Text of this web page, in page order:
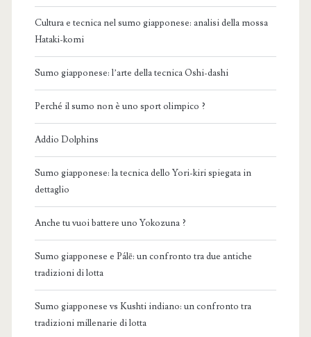
Cultura e tecnica nel sumo giapponese: analisi della mossa
Hataki-komi
Sumo giapponese: l’arte della tecnica Oshi-dashi
Perché il sumo non è uno sport olimpico ?
Addio Dolphins
Sumo giapponese: la tecnica dello Yori-kiri spiegata in
dettaglio
Anche tu vuoi battere uno Yokozuna ?
Sumo giapponese e Pálē: un confronto tra due antiche
tradizioni di lotta
Sumo giapponese vs Kushti indiano: un confronto tra
tradizioni millenarie di lotta